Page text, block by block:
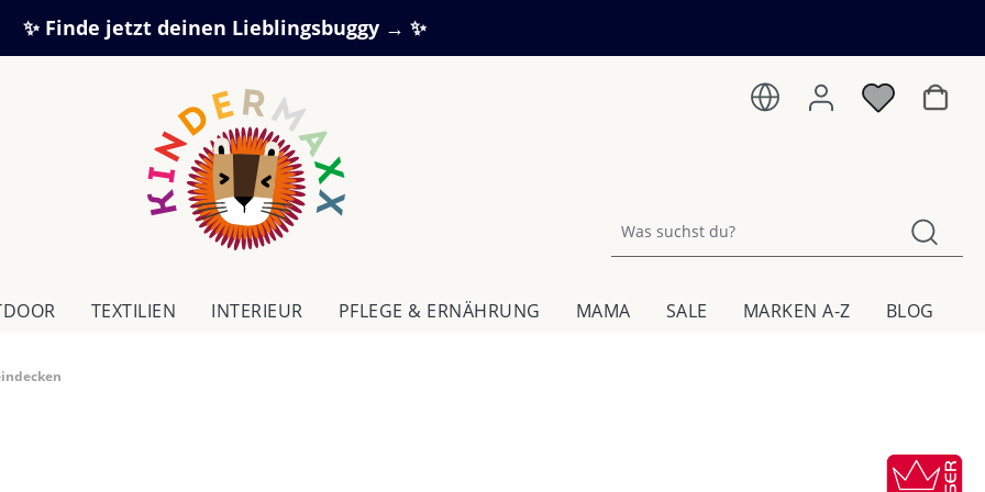
✨ Finde jetzt deinen Lieblingsbuggy → ✨
TEXTILIEN IN­TE­RI­EUR PFLEGE & ERNÄHRUNG MAMA SALE MARKEN A-Z BLOG